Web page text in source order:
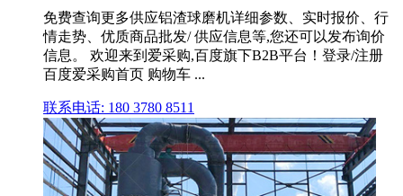
免费查询更多供应铝渣球磨机详细参数、实时报价、行
情走势、优质商品批发/ 供应信息等,您还可以发布询价
信息。 欢迎来到爱采购,百度旗下B2B平台！登录/注册
百度爱采购首页 购物车 ...
联系电话: 180 3780 8511